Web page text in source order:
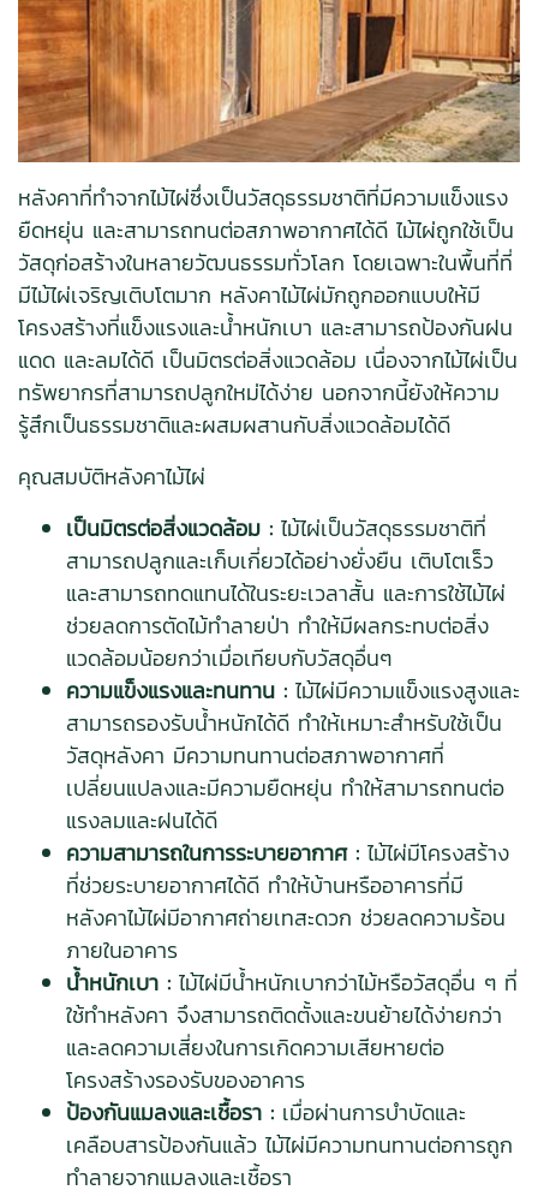
หลังคาที่ทำจากไม้ไผ่ซึ่งเป็นวัสดุธรรมชาติที่มีความแข็งแรง
ยืดหยุ่น และสามารถทนต่อสภาพอากาศได้ดี ไม้ไผ่ถูกใช้เป็น
วัสดุก่อสร้างในหลายวัฒนธรรมทั่วโลก โดยเฉพาะในพื้นที่ที่
มีไม้ไผ่เจริญเติบโตมาก หลังคาไม้ไผ่มักถูกออกแบบให้มี
โครงสร้างที่แข็งแรงและน้ำหนักเบา และสามารถป้องกันฝน
แดด และลมได้ดี เป็นมิตรต่อสิ่งแวดล้อม เนื่องจากไม้ไผ่เป็น
ทรัพยากรที่สามารถปลูกใหม่ได้ง่าย นอกจากนี้ยังให้ความ
รู้สึกเป็นธรรมชาติและผสมผสานกับสิ่งแวดล้อมได้ดี
คุณสมบัติหลังคาไม้ไผ่
เป็นมิตรต่อสิ่งแวดล้อม : ไม้ไผ่เป็นวัสดุธรรมชาติที่
สามารถปลูกและเก็บเกี่ยวได้อย่างยั่งยืน เติบโตเร็ว
และสามารถทดแทนได้ในระยะเวลาสั้น และการใช้ไม้ไผ่
ช่วยลดการตัดไม้ทำลายป่า ทำให้มีผลกระทบต่อสิ่ง
แวดล้อมน้อยกว่าเมื่อเทียบกับวัสดุอื่นๆ
ความแข็งแรงและทนทาน : ไม้ไผ่มีความแข็งแรงสูงและ
สามารถรองรับน้ำหนักได้ดี ทำให้เหมาะสำหรับใช้เป็น
วัสดุหลังคา มีความทนทานต่อสภาพอากาศที่
เปลี่ยนแปลงและมีความยืดหยุ่น ทำให้สามารถทนต่อ
แรงลมและฝนได้ดี
ความสามารถในการระบายอากาศ : ไม้ไผ่มีโครงสร้าง
ที่ช่วยระบายอากาศได้ดี ทำให้บ้านหรืออาคารที่มี
หลังคาไม้ไผ่มีอากาศถ่ายเทสะดวก ช่วยลดความร้อน
ภายในอาคาร
น้ำหนักเบา : ไม้ไผ่มีน้ำหนักเบากว่าไม้หรือวัสดุอื่น ๆ ที่
ใช้ทำหลังคา จึงสามารถติดตั้งและขนย้ายได้ง่ายกว่า
และลดความเสี่ยงในการเกิดความเสียหายต่อ
โครงสร้างรองรับของอาคาร
ป้องกันแมลงและเชื้อรา : เมื่อผ่านการบำบัดและ
เคลือบสารป้องกันแล้ว ไม้ไผ่มีความทนทานต่อการถูก
ทำลายจากแมลงและเชื้อรา